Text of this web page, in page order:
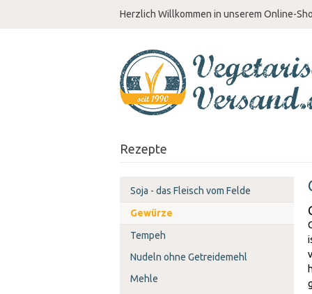
Herzlich Willkommen in unserem Online-
Rezepte
Soja - das Fleisch vom Felde
Gewürze
Tempeh
Nudeln ohne Getreidemehl
Mehle